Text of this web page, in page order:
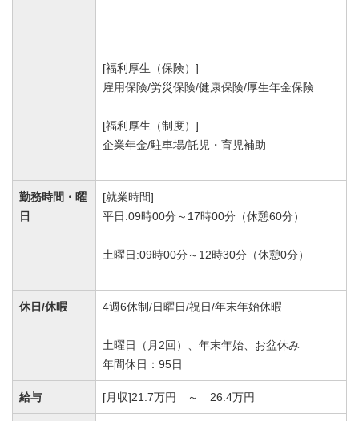
[福利厚生（保険）]
雇用保険/労災保険/健康保険/厚生年金保険
[福利厚生（制度）]
企業年金/駐車場/託児・育児補助
勤務時間・曜
日
[就業時間]
平日:09時00分～17時00分（休憩60分）
土曜日:09時00分～12時30分（休憩0分）
休日/休暇 4週6休制/日曜日/祝日/年末年始休暇
土曜日（月2回）、年末年始、お盆休み
年間休日：95日
給与 [月収]21.7万円 ～ 26.4万円